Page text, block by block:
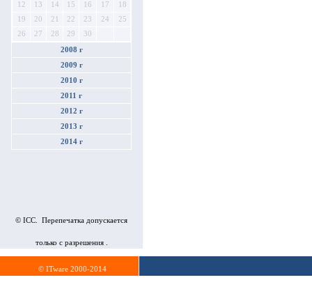
12
13 14 15 16 17
18
19
20 21 22 23 24
25
26
27 28 29 30
2008 г
2009 г
2010 г
2011 г
2012 г
2013 г
2014 г
© ICC. Перепечатка допускается
только с разрешения .
© ITware 2000-2014